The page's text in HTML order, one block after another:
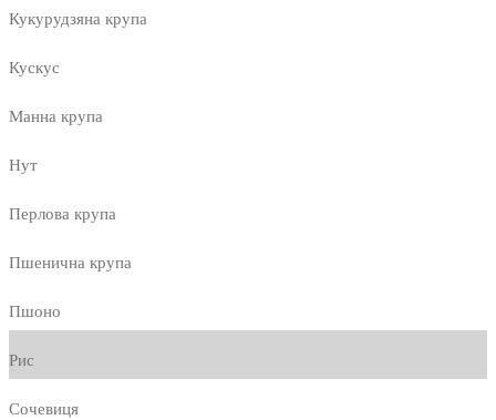
Кукурудзяна крупа
Кускус
Манна крупа
Нут
Перлова крупа
Пшенична крупа
Пшоно
Рис
Сочевиця